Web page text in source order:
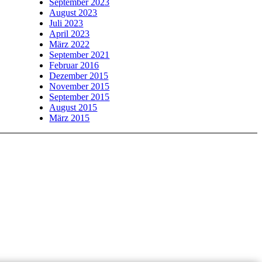
September 2023
August 2023
Juli 2023
April 2023
März 2022
September 2021
Februar 2016
Dezember 2015
November 2015
September 2015
August 2015
März 2015